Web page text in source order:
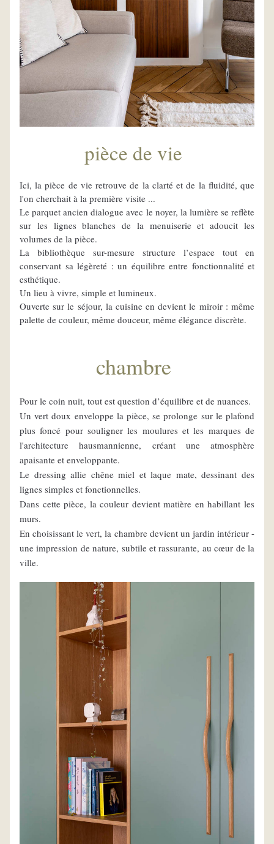
pièce de vie
Ici, la pièce de vie retrouve de la clarté et de la fluidité, que
l'on cherchait à la première visite ...
Le parquet ancien dialogue avec le noyer, la lumière se reflète
sur les lignes blanches de la menuiserie et adoucit les
volumes de la pièce.
La bibliothèque sur-mesure structure l’espace tout en
conservant sa légèreté : un équilibre entre fonctionnalité et
esthétique.
Un lieu à vivre, simple et lumineux.
Ouverte sur le séjour, la cuisine en devient le miroir : même
palette de couleur, même douceur, même élégance discrète.
chambre
Pour le coin nuit, tout est question d’équilibre et de nuances.
Un vert doux enveloppe la pièce, se prolonge sur le plafond
plus foncé pour souligner les moulures et les marques de
l'architecture hausmannienne, créant une atmosphère
apaisante et enveloppante.
Le dressing allie chêne miel et laque mate, dessinant des
lignes simples et fonctionnelles.
Dans cette pièce, la couleur devient matière en habillant les
murs.
En choisissant le vert, la chambre devient un jardin intérieur -
une impression de nature, subtile et rassurante, au cœur de la
ville.